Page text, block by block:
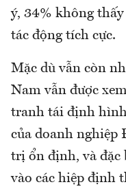
ý, 34% không thấy
tác động tích cực.
Mặc dù vẫn còn
Nam vẫn được
tranh tái định
của doanh nghiệp
trị ổn định, và đặc
vào các hiệp định